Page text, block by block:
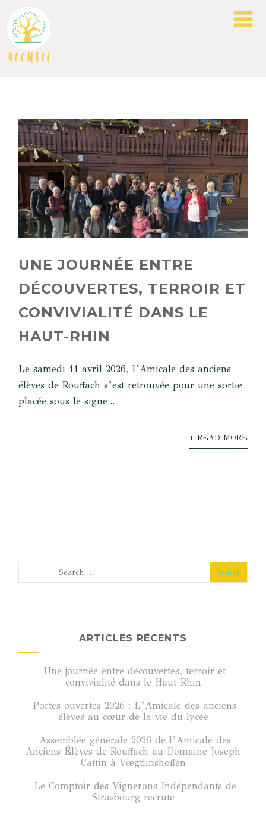
UNE JOURNÉE ENTRE
DÉCOUVERTES, TERROIR ET
CONVIVIALITÉ DANS LE
HAUT-RHIN
Le samedi 11 avril 2026, l’Amicale des anciens
élèves de Rouffach s’est retrouvée pour une sortie
placée sous le signe...
+ READ MORE
ARTICLES RÉCENTS
Une journée entre découvertes, terroir et
convivialité dans le Haut-Rhin
Portes ouvertes 2026 : L’Amicale des anciens
élèves au cœur de la vie du lycée
Assemblée générale 2026 de l’Amicale des
Anciens Élèves de Rouffach au Domaine Joseph
Cattin à Vœgtlinshoffen
Le Comptoir des Vignerons Indépendants de
Strasbourg recrute